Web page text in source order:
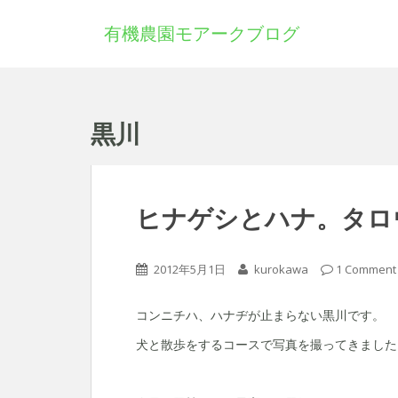
有機農園モアークブログ
黒川
ヒナゲシとハナ。タロ
2012年5月1日 kurokawa 1 Comment
コンニチハ、ハナヂが止まらない黒川です。
犬と散歩をするコースで写真を撮ってきました